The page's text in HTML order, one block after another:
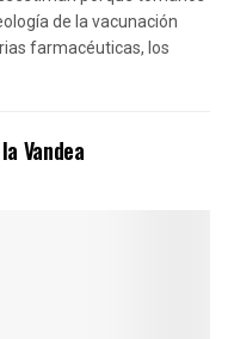
de la vacunación
farmacéuticas, los
Vandea